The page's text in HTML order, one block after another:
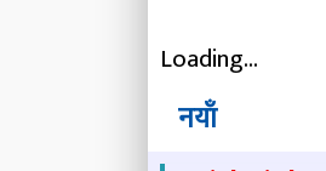
Loading...
नयाँ